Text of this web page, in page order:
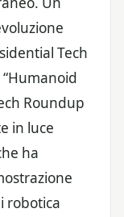
Tech
Roundup
in luce
ha
robotica